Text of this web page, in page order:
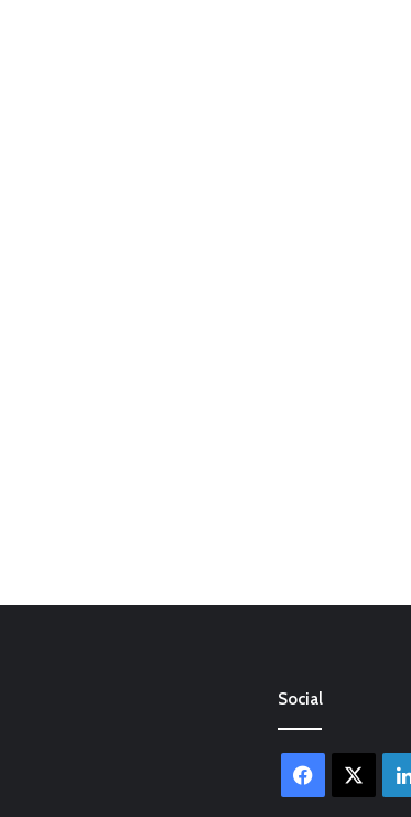
Social
Facebook